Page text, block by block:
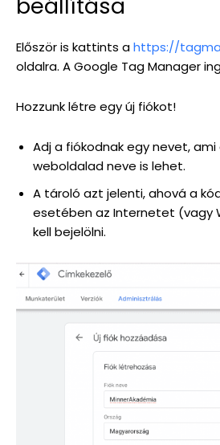
Először is kattints ahttps://
oldalra. A Google Tag Manager
Hozzunk létre egy új fiókot!
Adj a fiókodnak egy nevet,
weboldalad neve is lehet.
A tároló azt jelenti, ahová a
esetében az Internetet (vagy
kell bejelölni.